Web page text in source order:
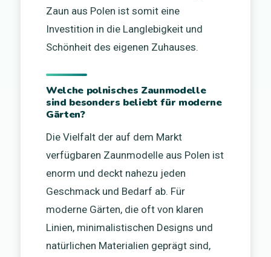
Zaun aus Polen ist somit eine
Investition in die Langlebigkeit und
Schönheit des eigenen Zuhauses.
Welche polnisches Zaunmodelle
sind besonders beliebt für moderne
Gärten?
Die Vielfalt der auf dem Markt
verfügbaren Zaunmodelle aus Polen ist
enorm und deckt nahezu jeden
Geschmack und Bedarf ab. Für
moderne Gärten, die oft von klaren
Linien, minimalistischen Designs und
natürlichen Materialien geprägt sind,